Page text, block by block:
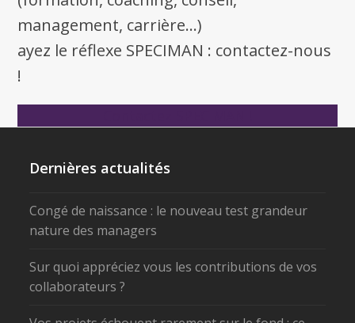
management, carrière...)
ayez le réflexe SPECIMAN : contactez-nous
!
Dernières actualités
Congé de naissance : le nouveau test grandeur
nature des managers
Sur quoi appréciez vous les contributions de vos
collaborateurs ?